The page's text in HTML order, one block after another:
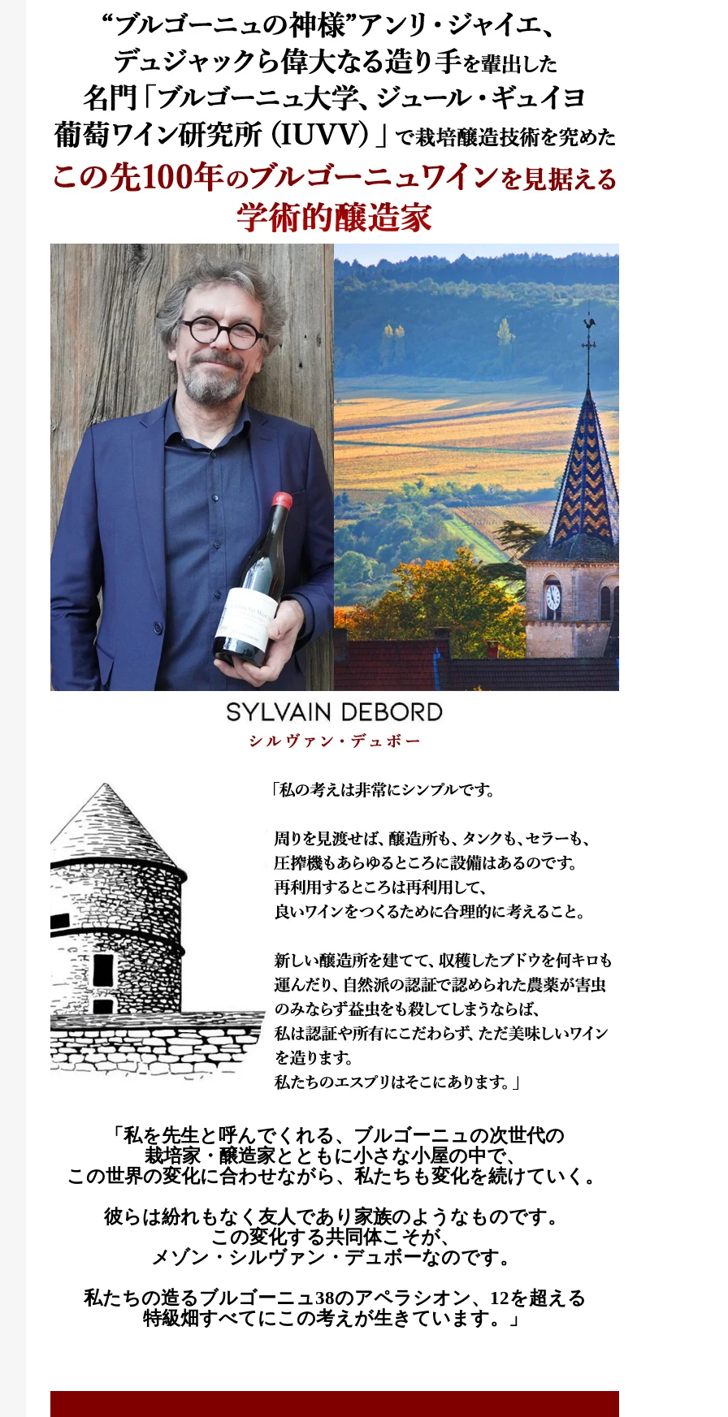
「私を先生と呼んでくれる、 ブルゴーニュの次世代の
栽培家・醸造家とともに小さな小屋の中で、
この世界の変化に合わせながら、 私たちも変化を続けていく。
彼らは紛れもなく友人であり 家族のようなものです。
この変化する共同体こそが、
メゾン・シルヴァン・デュボーなのです。
私たちの造るブルゴーニュ38のアペラシオン、12を超える
特級畑すべてにこの考えが生きています。」